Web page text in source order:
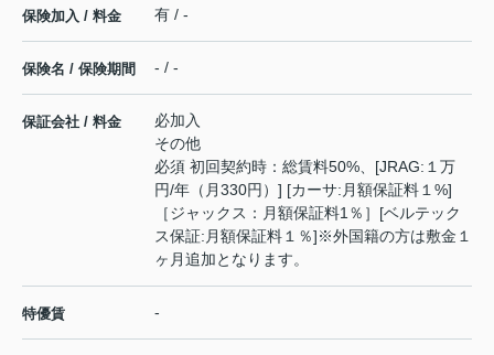
保険加入 / 料金 有 / -
保険名 / 保険期間 - / -
保証会社 / 料金
必加入
その他
必須 初回契約時：総賃料50%、[JRAG:１万
円/年（月330円）] [カーサ:月額保証料１%]
［ジャックス：月額保証料1％］[ベルテック
ス保証:月額保証料１％]※外国籍の方は敷金１
ヶ月追加となります。
特優賃 -